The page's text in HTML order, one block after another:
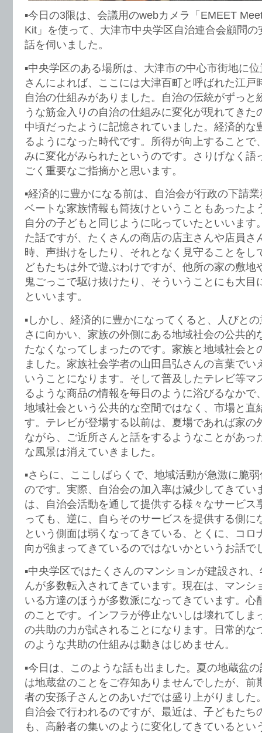
▪️今日の3限は、会議用のwebカメラ「EMEET
Kit」を使って、大津市中央学区自治連合会顧問
話を伺いました。
▪️中央学区のある場所は、大津市の中心市街地に
さんによれば、ここには大津百町と呼ばれた江戸
自治の仕組みがありました。自治の伝統がずっと
うな筋金入りの自治の仕組みに変化が現れてきた
中頃だったように記憶されていました。経済的な
るようになった時代です。所得が向上することで
みに変化がみられたというのです。さりげなく語
ごく重要なご指摘かと思います。
▪️経済的に豊かになる前は、自治会が行政の下請
ベートな家族情報も筒抜けということもあったよ
自分の子どもと同じように叱っていたといいます
た話ですが、たくさんの商店の店主さんや店員さ
時、声掛けをしたり、それとなく見守ることをし
どもたちは外で遊ぶわけですが、他所の家の敷地
鬼ごっこで駆け抜けたり、そういうことにも大目
といいます。
▪️しかし、経済的に豊かになってくると、人びと
さに向かい、家族の外側にある地域社会の公共的
たなくなってしまったのです。家族と地域社会と
ました。家族社会学者の山田昌弘さんの言葉でい
いうことになります。そして普及したテレビ等マ
るような商品の情報を毎日のように浴びるなかで
地域社会という公共的な空間ではなく、市場と直
す。テレビが登場する以前は、夏場であれば家の
ながら、ご近所さんと話をするようなことがあっ
な風景は消えていきました。
▪️さらに、ここしばらくで、地域活動が急激に脆
のです。実際、自治会の加入率は減少してきてい
は、自治会活動を通して提供する様々なサービス
っても、逆に、自らそのサービスを提供する側に
という側面は弱くなってきている、とくに、コロ
向が強まってきているのではないかというお話で
▪️中央学区ではたくさんのマンションが建設され
んが多数転入されてきています。現在は、マンシ
いる方達のほうが多数派になってきています。心
のことです。インフラが停止ないしは壊れてしま
の共助の力が試されることになります。日常的な
のような共助の仕組みは動きはじめません。
▪️今日は、このような話も出ました。夏の地蔵盆
は地蔵盆のことをご存知ありませんでしたが、前
者の安孫子さんとのあいだでは盛り上がりました
自治会で行われるのですが、最近は、子どもたち
も、高齢者の集いのように変化してきているとい